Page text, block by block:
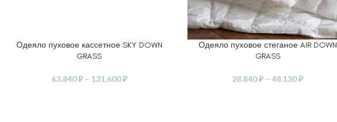
ВЫБЕРИТЕ ПАРАМЕТРЫ
Одеяло пуховое кассетное SKY DOWN
GRASS
63.840₽ – 131.600₽
ВЫБЕРИТЕ ПАРАМЕТРЫ
Одеяло пуховое стеганое AIR DOWN
GRASS
28.840₽ – 48.130₽